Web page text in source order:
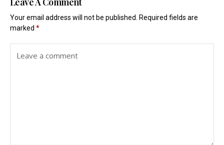
Your email address will not be published.
Required fields are
marked *